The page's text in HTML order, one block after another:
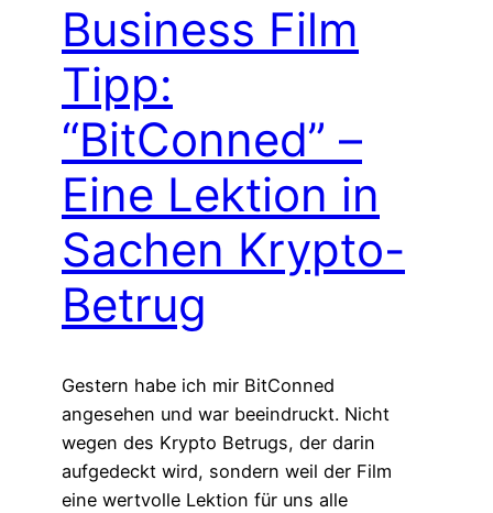
Business Film
Tipp:
“BitConned” –
Eine Lektion in
Sachen Krypto-
Betrug
Gestern habe ich mir BitConned
angesehen und war beeindruckt. Nicht
wegen des Krypto Betrugs, der darin
aufgedeckt wird, sondern weil der Film
eine wertvolle Lektion für uns alle